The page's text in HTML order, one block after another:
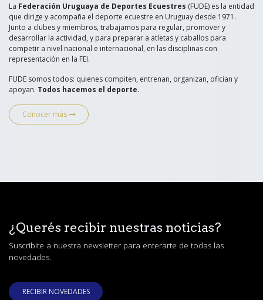
La Federación Uruguaya de Deportes Ecuestres (FUDE) es la entidad
que dirige y acompaña el deporte ecuestre en Uruguay desde 1971.
Junto a clubes y miembros, trabajamos para regular, promover y
desarrollar la actividad, y para preparar a atletas y caballos para
competir a nivel nacional e internacional, en las disciplinas con
representación en la FEI.
FUDE somos todos: quienes compiten, entrenan, organizan, ofician y
apoyan. Todos hacemos el deporte.
Conocer más
¿Querés recibir nuestras noticias?
Suscribite a nuestra newsletter para enterarte de todas las
novedades.
RECIBIR​​​​ NOVEDAD​​ES